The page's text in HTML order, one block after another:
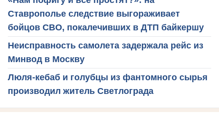
Ставрополье следствие выгораживает
бойцов СВО, покалечивших в ДТП байкершу
Неисправность самолета задержала рейс из
Минвод в Москву
Люля-кебаб и голубцы из фантомного сырья
производил житель Светлограда